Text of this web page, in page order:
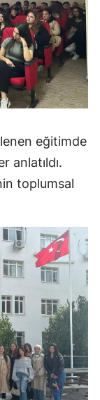
eğitimde
anlatıldı.
toplumsal